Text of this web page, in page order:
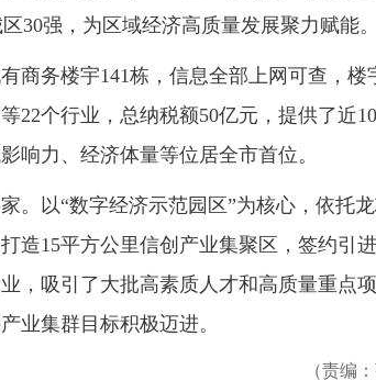
30强，为区域经济高质量发展聚力赋能。
务楼宇141栋，信息全部上网可查，楼
22个行业，总纳税额50亿元，提供了近
响力、经济体量等位居全市首位。
以“数字经济示范园区”为核心，依托龙
造15平方公里信创产业集聚区，签约引
，吸引了大批高素质人才和高质量重点
业集群目标积极迈进。
（责编